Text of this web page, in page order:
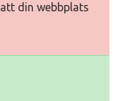
din webbplats